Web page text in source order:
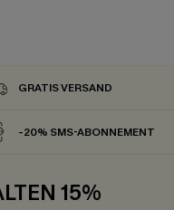
GRATIS VERSAND
-20% SMS-ABONNEMENT
15%